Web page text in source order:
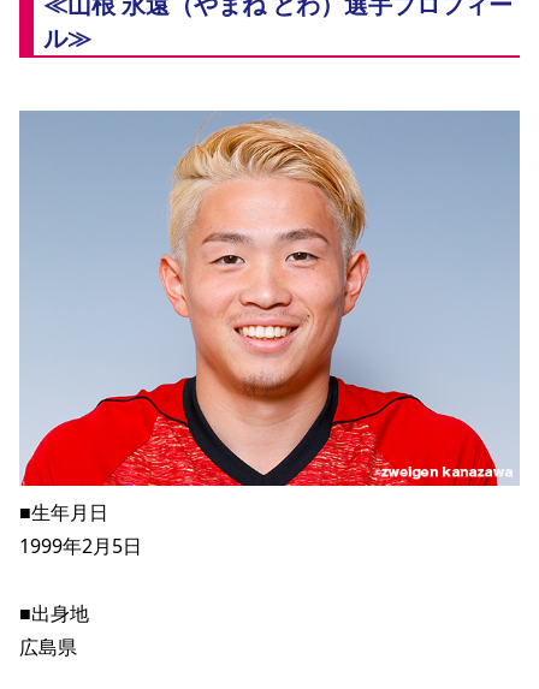
DAZNで観戦
サステナビリティ
サステナビリティポリシー SDGsのゴール インパクトレポート
セレッソフットサルパーク セレッソフットサルパーク長居
セレッソスポーツパーク舞洲 YANMAR HANASAKA STADIUM
セレッソ大阪アカデミー
子供のサッカースクール
大人のサッカースクール
その他スポーツクラブ
すべて チーム グッズ チケット イベント
ファンクラブ
ホームタウン
アカデミー
ル≫
■生年月日
1999年2月5日
■出身地
広島県